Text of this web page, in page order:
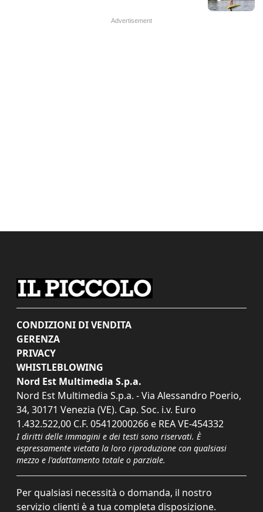
CONDIZIONI DI VENDITA
GERENZA
PRIVACY
WHISTLEBLOWING
Nord Est Multimedia S.p.a.
Nord Est Multimedia S.p.a. - Via Alessandro Poerio,
34, 30171 Venezia (VE). Cap. Soc. i.v. Euro
1.432.522,00 C.F. 05412000266 e REA VE-454332
I diritti delle immagini e dei testi sono riservati. È
espressamente vietata la loro riproduzione con qualsiasi
mezzo e l'adattamento totale o parziale.
Per qualsiasi necessità o domanda, il nostro
servizio clienti è a tua completa disposizione.